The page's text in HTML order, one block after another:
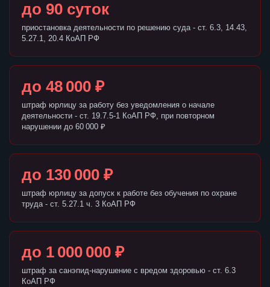
до 90 суток
приостановка деятельности по решению суда - ст. 6.3, 14.43,
5.27.1, 20.4 КоАП РФ
до 48 000 ₽
штраф юрлицу за работу без уведомления о начале
деятельности - ст. 19.7.5-1 КоАП РФ, при повторном
нарушении до 60 000 ₽
до 130 000 ₽
штраф юрлицу за допуск к работе без обучения по охране
труда - ст. 5.27.1 ч. 3 КоАП РФ
до 1 000 000 ₽
штраф за санэпид-нарушение с вредом здоровью - ст. 6.3
КоАП РФ